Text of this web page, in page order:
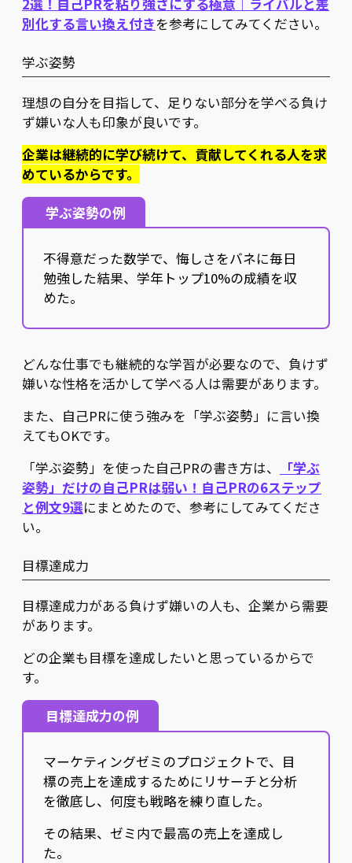
別化する言い換え付きを参考にしてみてください。
学ぶ姿勢
理想の自分を目指して、足りない部分を学べる負け
ず嫌いな人も印象が良いです。
企業は継続的に学び続けて、貢献してくれる人を求
めているからです。
学ぶ姿勢の例
不得意だった数学で、悔しさをバネに毎日
勉強した結果、学年トップ10%の成績を収
めた。
どんな仕事でも継続的な学習が必要なので、負けず
嫌いな性格を活かして学べる人は需要があります。
また、自己PRに使う強みを「学ぶ姿勢」に言い換
えてもOKです。
「学ぶ姿勢」を使った自己PRの書き方は、
「学ぶ
姿勢」だけの自己PRは弱い！自己PRの6ステップ
と例文9選にまとめたので、参考にしてみてくださ
い。
目標達成力
目標達成力がある負けず嫌いの人も、企業から需要
があります。
どの企業も目標を達成したいと思っているからで
す。
目標達成力の例
マーケティングゼミのプロジェクトで、目
標の売上を達成するためにリサーチと分析
を徹底し、何度も戦略を練り直した。
その結果、ゼミ内で最高の売上を達成し
た。